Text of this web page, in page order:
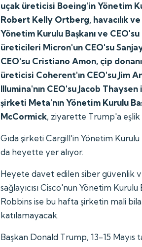
uçak üreticisi Boeing'in Yönetim
Robert Kelly Ortberg, havacılık
Yönetim Kurulu Başkanı ve
üreticileri Micron'un CEO'su
CEO'su Cristiano Amon, çip
üreticisi Coherent'ın CEO'su Jim
Illumina'nın CEO'su Jacob
şirketi Meta'nın Yönetim Kurulu
McCormick, ziyarette Trump'a eşlik
Gıda şirketi Cargill'in Yönetim Kurulu
da heyette yer alıyor.
Heyete davet edilen siber güvenlik
sağlayıcısı Cisco'nun Yönetim
Robbins ise bu hafta şirketin mali
katılamayacak.
Başkan Donald Trump, 13-15